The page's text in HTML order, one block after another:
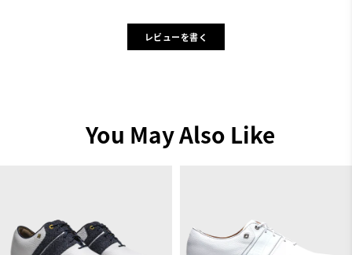
レビューを書く
You May Also Like